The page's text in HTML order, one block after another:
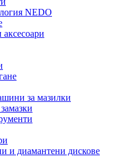
NEDO
за мазилки
и диамантени дискове